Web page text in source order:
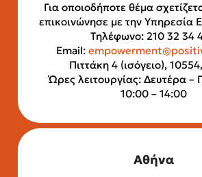
Για οποιοδήποτε θέμα
επικοινώνησε με την Υπηρεσία
Τηλέφωνο: 210 32 34
Email:
Πιττάκη 4 (ισόγειο),
Ώρες λειτουργίας: Δευτέρα –
10:00 – 14:00
Αθήνα